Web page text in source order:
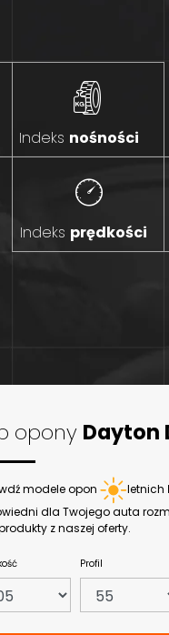
Indeks nośności
Indeks prędkości
opony Dayton
modele opon letnich
dla Twojego auta
z naszej oferty.
Profil